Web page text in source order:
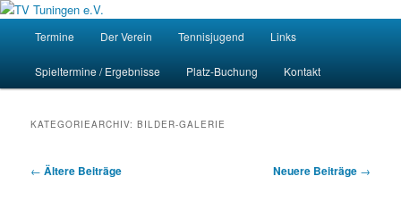
Zum
springen
Zum
springenTV Tuningen e.V.
Homepage des Tennisvereins Tuningen e.V.
Termine Der Verein Tennisjugend Links
Spieltermine / Ergebnisse Platz-Buchung Kontakt
KATEGORIEARCHIV:BILDER-GALERIE
Beitragsnavigation
← Ältere Beiträge Neuere Beiträge →